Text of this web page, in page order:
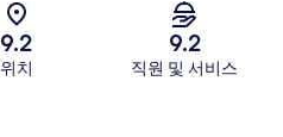
9.2
위치
9.2
직원 및 서비스